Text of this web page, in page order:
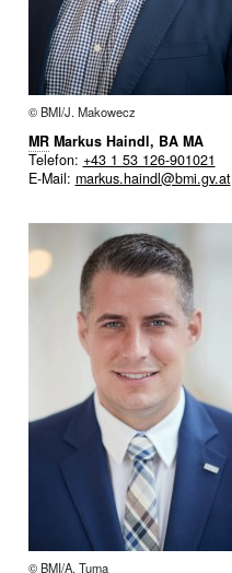
© BMI/J. Makowecz
MRMarkus Haindl, BA MA
Telefon: +43 1 53 126-901021
E-Mail: markus.haindl@bmi.gv.at
© BMI/A. Tuma